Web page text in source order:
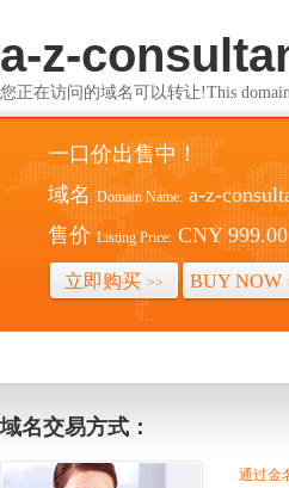
a-z-
您正在访问的域名可以转让!This
一口价出售中！
域名 Domain Name: a-z-
售价 Listing Price: CNY 999.00
立即购买 >> BUY NOW
域名交易方式：
通过金